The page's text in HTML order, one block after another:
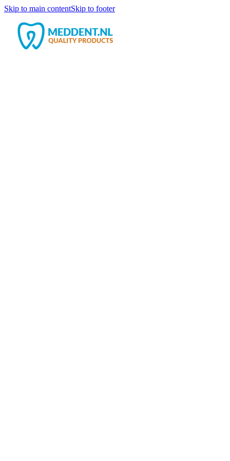
Skip to main contentSkip to footer